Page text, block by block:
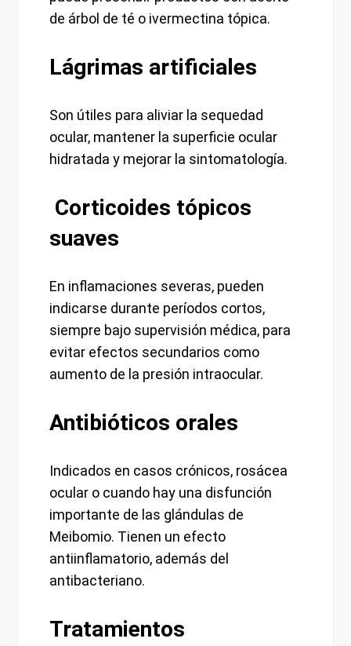
de árbol de té o ivermectina tópica.
Lágrimas artificiales
Son útiles para aliviar la sequedad
ocular, mantener la superficie ocular
hidratada y mejorar la sintomatología.
Corticoides tópicos
suaves
En inflamaciones severas, pueden
indicarse durante períodos cortos,
siempre bajo supervisión médica, para
evitar efectos secundarios como
aumento de la presión intraocular.
Antibióticos orales
Indicados en casos crónicos, rosácea
ocular o cuando hay una disfunción
importante de las glándulas de
Meibomio. Tienen un efecto
antiinflamatorio, además del
antibacteriano.
Tratamientos